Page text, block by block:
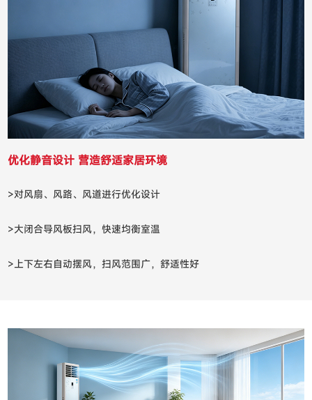
优化静音设计 营造舒适家居环境
>对风扇、风路、风道进行优化设计
>大闭合导风板扫风，快速均衡室温
>上下左右自动摆风，扫风范围广，舒适性好